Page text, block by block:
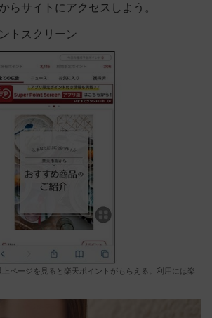
らサイトにアクセスしよう。
トスクリーン
ページを見ると楽天ポイントがもらえる。利用には楽